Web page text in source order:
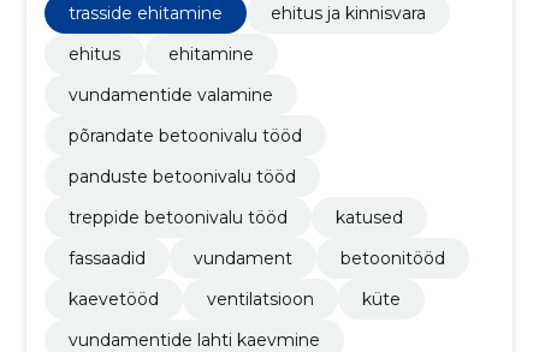
trasside ehitamine
ehitus ja kinnisvara
ehitus
ehitamine
vundamentide valamine
põrandate betoonivalu tööd
panduste betoonivalu tööd
treppide betoonivalu tööd
katused
fassaadid
vundament
betoonitööd
kaevetööd
ventilatsioon
küte
vundamentide lahti kaevmine